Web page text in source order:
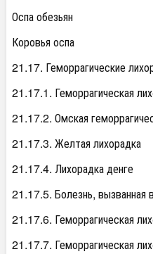
Оспа обезьян
Коровья оспа
21.17. Геморрагические
21.17.1. Геморрагическая
21.17.2. Омская
21.17.3. Желтая лихорадка
21.17.4. Лихорадка денге
21.17.5. Болезнь, вызванная
21.17.6. Геморрагическая
21.17.7. Геморрагическая